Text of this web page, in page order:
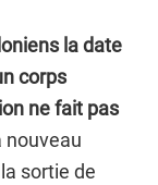
la date
corps
ne fait pas
nouveau
sortie de